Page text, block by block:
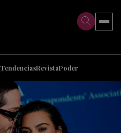
TendenciasRevistaPoder